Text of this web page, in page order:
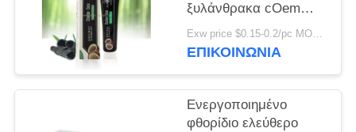
ξυλάνθρακα cOem
μαύρη Vegan οργανική
ενεργοποιημένη
Exw price $0.15-0.2/pc MOQ:500pcs-30000pcs
ΕΠΙΚΟΙΝΩΝΊΑ
Ενεργοποιημένο
φθορίδιο ελεύθερο